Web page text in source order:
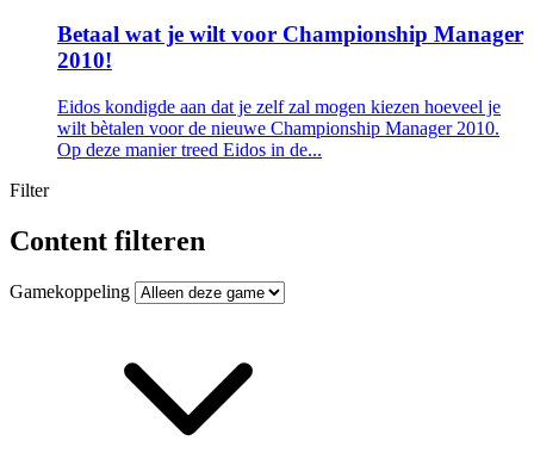
Betaal wat je wilt voor Championship Manager
2010!
Eidos kondigde aan dat je zelf zal mogen kiezen hoeveel je
wilt bètalen voor de nieuwe Championship Manager 2010.
Op deze manier treed Eidos in de...
Filter
Content filteren
Gamekoppeling